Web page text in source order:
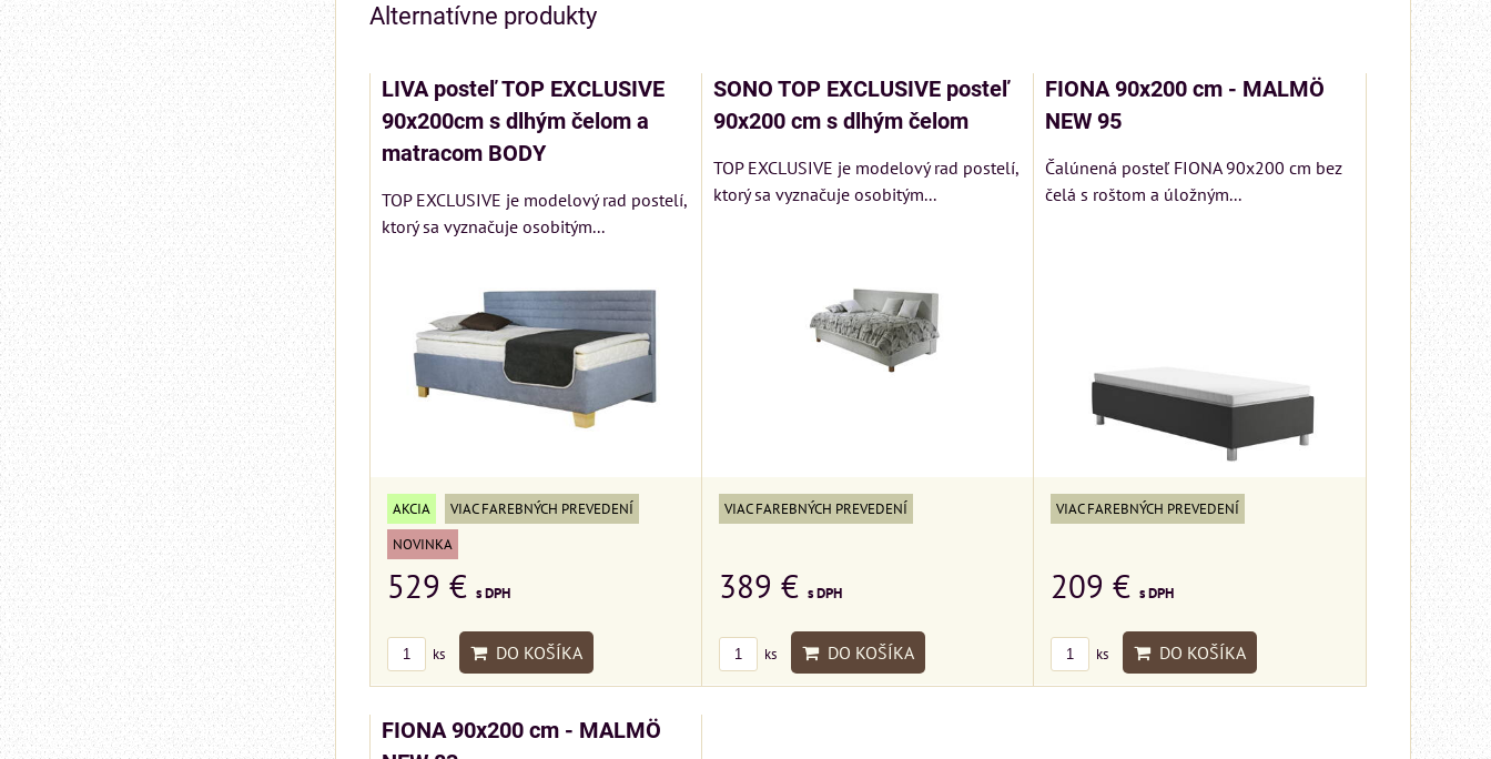
Alternatívne produkty
LIVA posteľ TOP EXCLUSIVE
90x200cm s dlhým čelom a
matracom BODY
TOP EXCLUSIVE je modelový rad postelí,
ktorý sa vyznačuje osobitým...
AKCIA
VIAC FAREBNÝCH PREVEDENÍ
NOVINKA
529 € s DPH
ks DO KOŠÍKA
SONO TOP EXCLUSIVE posteľ
90x200 cm s dlhým čelom
TOP EXCLUSIVE je modelový rad postelí,
ktorý sa vyznačuje osobitým...
VIAC FAREBNÝCH PREVEDENÍ
389 € s DPH
ks DO KOŠÍKA
FIONA 90x200 cm - MALMÖ
NEW 95
Čalúnená posteľ FIONA 90x200 cm bez
čelá s roštom a úložným...
VIAC FAREBNÝCH PREVEDENÍ
209 €s DPH
ks DO KOŠÍKA
FIONA 90x200 cm - MALMÖ